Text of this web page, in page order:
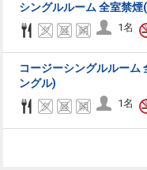
シングルルーム 全室禁
1名
コージーシングルルーム
ングル)
1名